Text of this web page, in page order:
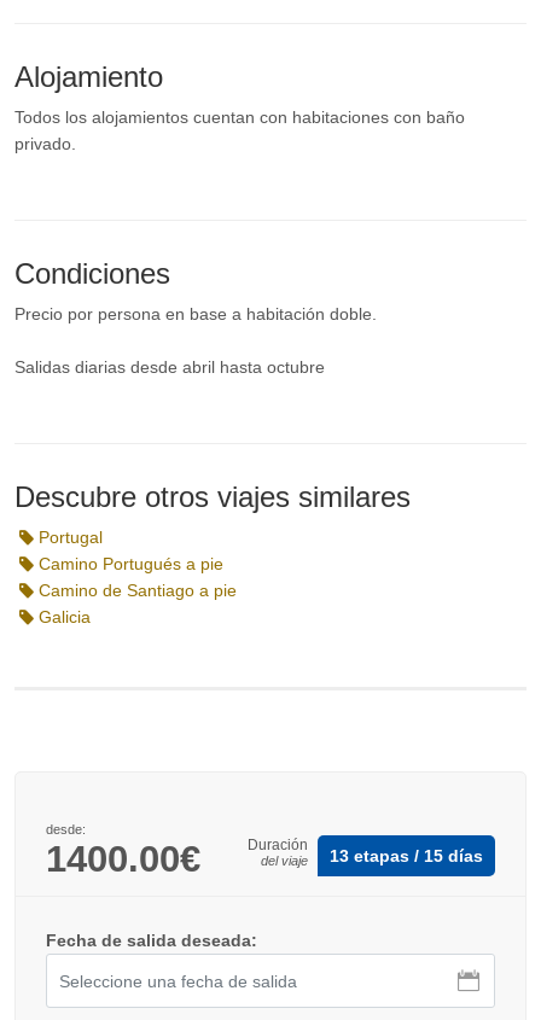
Alojamiento
Todos los alojamientos cuentan con habitaciones con baño
privado.
Condiciones
Precio por persona en base a habitación doble.
Salidas diarias desde abril hasta octubre
Descubre otros viajes similares
Portugal
Camino Portugués a pie
Camino de Santiago a pie
Galicia
desde:
1400.00€ Duración
del viaje 13 etapas / 15 días
Fecha de salida deseada: